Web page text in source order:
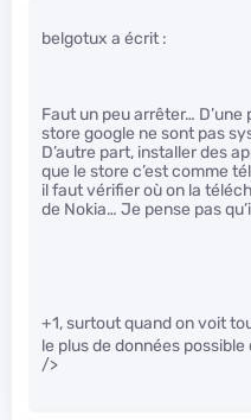
belgotux a écrit :
Faut un peu arrêter…
store google ne sont pas
D’autre part, installer des
que le store c’est comme
il faut vérifier où on la
de Nokia… Je pense pas
+1, surtout quand on voit
le plus de données
/>